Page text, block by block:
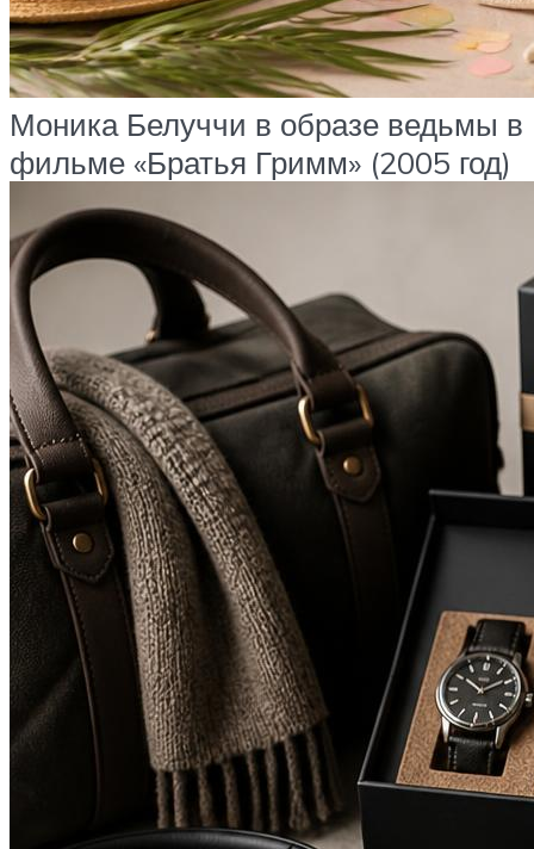
Моника Белуччи в образе ведьмы в
фильме «Братья Гримм» (2005 год)